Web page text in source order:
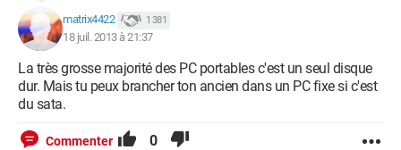
matrix4422 1 381
18 juil. 2013 à 21:37
La très grosse majorité des PC portables c'est un seul disque
dur. Mais tu peux brancher ton ancien dans un PC fixe si c'est
du sata.
Commenter 0